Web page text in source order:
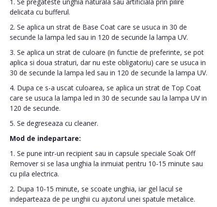
delicata cu bufferul.
2. Se aplica un strat de Base Coat care se usuca in 30 de
secunde la lampa led sau in 120 de secunde la lampa UV.
3. Se aplica un strat de culoare (in functie de preferinte, se pot
aplica si doua straturi, dar nu este obligatoriu) care se usuca in
30 de secunde la lampa led sau in 120 de secunde la lampa UV.
4. Dupa ce s-a uscat culoarea, se aplica un strat de Top Coat
care se usuca la lampa led in 30 de secunde sau la lampa UV in
120 de secunde.
5. Se degreseaza cu cleaner.
Mod de indepartare:
1. Se pune intr-un recipient sau in capsule speciale Soak Off
Remover si se lasa unghia la inmuiat pentru 10-15 minute sau
cu pila electrica.
2. Dupa 10-15 minute, se scoate unghia, iar gel lacul se
indeparteaza de pe unghii cu ajutorul unei spatule metalice.